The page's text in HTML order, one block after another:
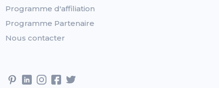
Programme d'affiliation
Programme Partenaire
Nous contacter